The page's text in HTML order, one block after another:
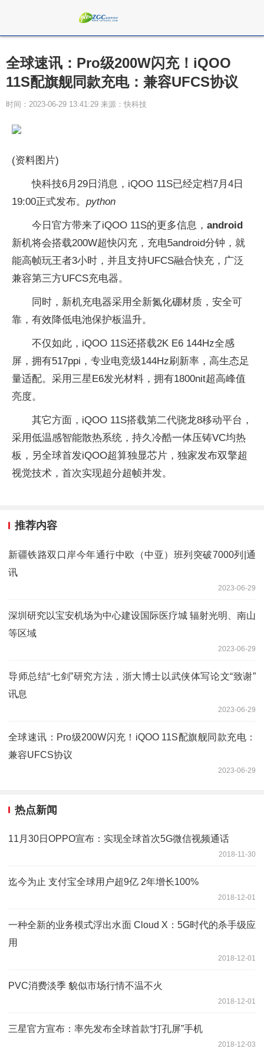
全球速讯：Pro级200W闪充！iQOO
11S配旗舰同款充电：兼容UFCS协议
时间：2023-06-29 13:41:29 来源：快科技
(资料图片)
快科技6月29日消息，iQOO 11S已经定档7月4日
19:00正式发布。 python
今日官方带来了iQOO 11S的更多信息， android
新机将会搭载200W超快闪充，充电5android分钟，就
能高帧玩王者3小时，并且支持UFCS融合快充，广泛
兼容第三方UFCS充电器。
同时，新机充电器采用全新氮化硼材质，安全可
靠，有效降低电池保护板温升。
不仅如此，iQOO 11S还搭载2K E6 144Hz全感
屏，拥有517ppi，专业电竞级144Hz刷新率，高生态足
量适配。采用三星E6发光材料，拥有1800nit超高峰值
亮度。
其它方面，iQOO 11S搭载第二代骁龙8移动平台，
采用低温感智能散热系统，持久冷酷一体压铸VC均热
板，另全球首发iQOO超算独显芯片，独家发布双擎超
视觉技术，首次实现超分超帧并发。
推荐内容
新疆铁路双口岸今年通行中欧（中亚）班列突破7000列|通
讯
2023-06-29
深圳研究以宝安机场为中心建设国际医疗城 辐射光明、南山
等区域
2023-06-29
导师总结“七剑”研究方法，浙大博士以武侠体写论文“致谢”
讯息
2023-06-29
全球速讯：Pro级200W闪充！iQOO 11S配旗舰同款充电：
兼容UFCS协议
2023-06-29
热点新闻
11月30日OPPO宣布：实现全球首次5G微信视频通话
2018-11-30
迄今为止 支付宝全球用户超9亿 2年增长100%
2018-12-01
一种全新的业务模式浮出水面 Cloud X：5G时代的杀手级应
用
2018-12-01
PVC消费淡季 貌似市场行情不温不火
2018-12-01
三星官方宣布：率先发布全球首款“打孔屏”手机
2018-12-03